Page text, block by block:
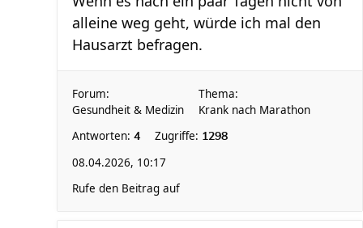
alleine weg geht, würde ich mal den
Hausarzt befragen.
Forum:
Gesundheit & Medizin
Thema:
Krank nach Marathon
Antworten: 4 Zugriffe: 1298
08.04.2026, 10:17
Rufe den Beitrag auf